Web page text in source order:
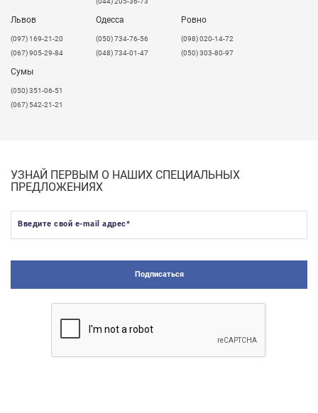
Львов
​(097) 169-21-20
(067) 905-29-84
Одесса
(050) 734-76-56
(048) 734-01-47
Ровно
(098) 020-14-72
(050) 303-80-97
Сумы
(050) 351-06-51
(067) 542-21-21
УЗНАЙ ПЕРВЫМ О НАШИХ СПЕЦИАЛЬНЫХ
ПРЕДЛОЖЕНИЯХ
Введите свой e-mail адрес*
Подписаться